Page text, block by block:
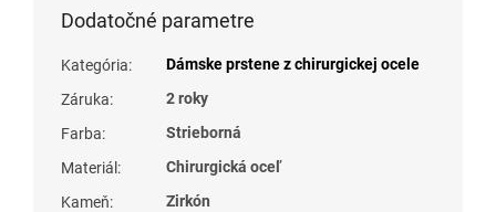
Dodatočné parametre
Kategória:
Dámske prstene z chirurgickej ocele
Záruka:
2 roky
Farba:
Strieborná
Materiál :
Chirurgická oceľ
Kameň:
Zirkón